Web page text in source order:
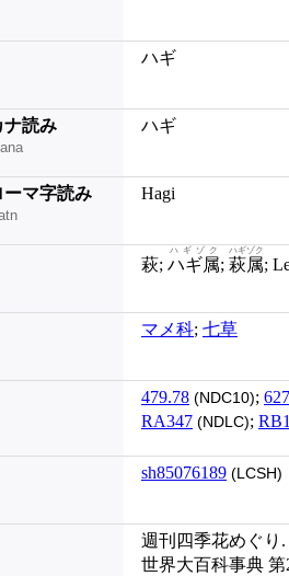
ハギ
ナ読み ハギ
マ字読み Hagi
萩; ハギ属
ハギゾク
; 萩属
ハギゾク
;
マメ科; 七草
479.78 (NDC10);
RA347 (NDLC);
sh85076189 (LCSH)
週刊四季花めぐり.
世界大百科事典 第